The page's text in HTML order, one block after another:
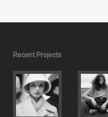
Recent Projects